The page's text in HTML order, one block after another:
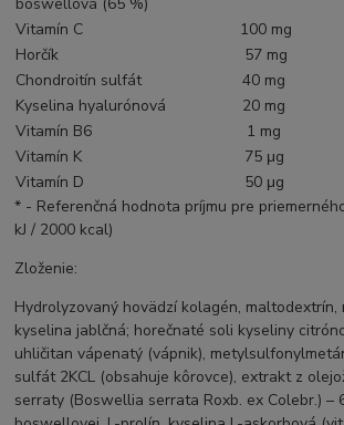
boswellová (65 %)
Vitamín C
100 mg
Horčík
57 mg
Chondroitín sulfát
40 mg
Kyselina hyalurónová
20 mg
Vitamín B6
1 mg
Vitamín K
75 μg
Vitamín D
50 μg
* - Referenčná hodnota príjmu pre
kJ / 2000 kcal)
Zloženie:
Hydrolyzovaný hovädzí kolagén,
kyselina jablčná; horečnaté soli kyseliny
uhličitan vápenatý (vápnik),
sulfát 2KCL (obsahuje kôrovce), extrakt z
serraty (Boswellia serrata Roxb. ex Colebr.) –